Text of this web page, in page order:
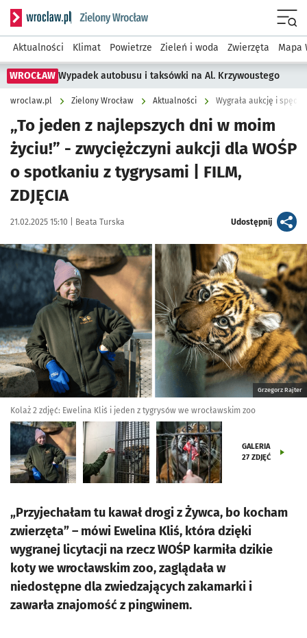
Serwis informacyjny wroclaw.pl podserwis: Środowisko we
Aktualności Klimat Powietrze Zieleń i woda Zwierzęta Mapa
WROCŁAW Wypadek autobusu i taksówki na Al. Krzywoustego
wroclaw.pl Zielony Wrocław Aktualności Wygrała aukcję i
„To jeden z najlepszych dni w moim
życiu!” - zwyciężczyni aukcji dla WOŚP
o spotkaniu z tygrysami | FILM,
ZDJĘCIA
Data publikacji:
21.02.2025 15:10 | Autor:
Beata Turska Udostępnijartykuł
Kliknij, aby zobaczyć galerię
Grzegorz Rajter
Kolaż 2 zdjęć: Ewelina Kliś i jeden z tygrysów we wrocławskim zoo
GALERIA
27 ZDJĘĆ
„Przyjechałam tu kawał drogi z Żywca, bo kocham
zwierzęta” – mówi Ewelina Kliś, która dzięki
wygranej licytacji na rzecz WOŚP karmiła dzikie
koty we wrocławskim zoo, zaglądała w
niedostępne dla zwiedzających zakamarki i
zawarła znajomość z pingwinem.